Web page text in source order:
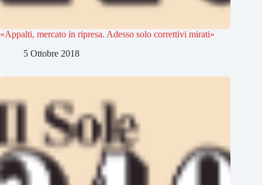
«Appalti, mercato in ripresa. Adesso solo correttivi mirati»
5 Ottobre 2018